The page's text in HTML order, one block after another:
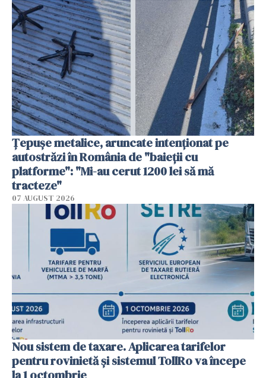
Țepușe metalice, aruncate intenționat pe
autostrăzi în România de "baieții cu
platforme": "Mi-au cerut 1200 lei să mă
tracteze"
07 AUGUST 2026
Nou sistem de taxare. Aplicarea tarifelor
pentru rovinietă şi sistemul TollRo va începe